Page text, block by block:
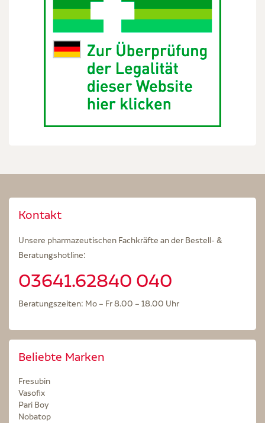
Kontakt
Unsere pharmazeutischen Fachkräfte an der Bestell- &
Beratungshotline:
03641.62840 040
Beratungszeiten: Mo – Fr 8.00 – 18.00 Uhr
Beliebte Marken
Fresubin
Vasofix
Pari Boy
Nobatop